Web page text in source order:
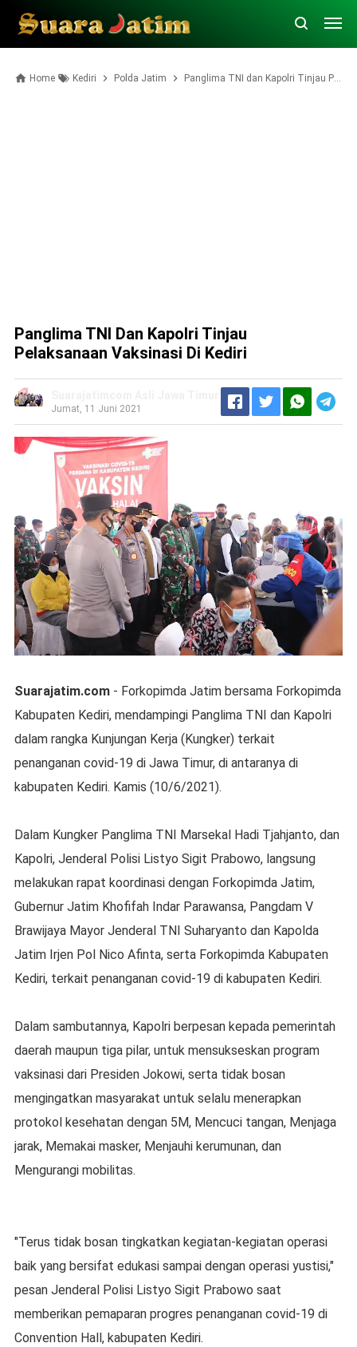
Home Kediri Polda Jatim Panglima TNI dan Kapolri Tinjau Pelaksanaan Vaksinasi di Kediri
Panglima TNI Dan Kapolri Tinjau
Pelaksanaan Vaksinasi Di Kediri
Jumat, 11 Juni 2021
Suarajatim.com- Forkopimda Jatim bersama Forkopimda
Kabupaten Kediri, mendampingi Panglima TNI dan Kapolri
dalam rangka Kunjungan Kerja (Kungker) terkait
penanganan covid-19 di Jawa Timur, di antaranya di
kabupaten Kediri. Kamis (10/6/2021).
Dalam Kungker Panglima TNI Marsekal Hadi Tjahjanto, dan
Kapolri, Jenderal Polisi Listyo Sigit Prabowo, langsung
melakukan rapat koordinasi dengan Forkopimda Jatim,
Gubernur Jatim Khofifah Indar Parawansa, Pangdam V
Brawijaya Mayor Jenderal TNI Suharyanto dan Kapolda
Jatim Irjen Pol Nico Afinta, serta Forkopimda Kabupaten
Kediri, terkait penanganan covid-19 di kabupaten Kediri.
Dalam sambutannya, Kapolri berpesan kepada pemerintah
daerah maupun tiga pilar, untuk mensukseskan program
vaksinasi dari Presiden Jokowi, serta tidak bosan
mengingatkan masyarakat untuk selalu menerapkan
protokol kesehatan dengan 5M, Mencuci tangan, Menjaga
jarak, Memakai masker, Menjauhi kerumunan, dan
Mengurangi mobilitas.
"Terus tidak bosan tingkatkan kegiatan-kegiatan operasi
baik yang bersifat edukasi sampai dengan operasi yustisi,"
pesan Jenderal Polisi Listyo Sigit Prabowo saat
memberikan pemaparan progres penanganan covid-19 di
Convention Hall, kabupaten Kediri.